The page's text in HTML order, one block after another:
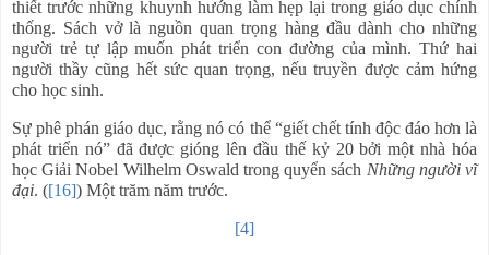
thiết trước những khuynh hướng làm hẹp lại trong giáo dục chính
thống. Sách vở là nguồn quan trọng hàng đầu dành cho những
người trẻ tự lập muốn phát triển con đường của mình. Thứ hai
người thầy cũng hết sức quan trọng, nếu truyền được cảm hứng
cho học sinh.
Sự phê phán giáo dục, rằng nó có thể “giết chết tính độc đáo hơn là
phát triển nó” đã được gióng lên đầu thế kỷ 20 bởi một nhà hóa
học Giải Nobel Wilhelm Oswald trong quyển sách Những người vĩ
đại. ([16]) Một trăm năm trước.
[4]